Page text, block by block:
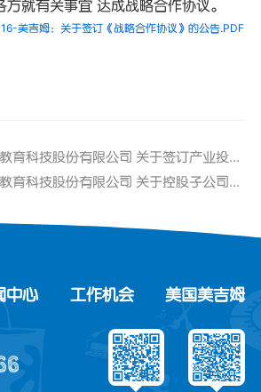
就有关事宜 达成战略合作协议。
美吉姆：关于签订《战略合作协议》的公告.PDF
大连美吉姆教育科技股份有限公司 关于签订产业投资基金框架协议的公告
大连美吉姆教育科技股份有限公司 关于控股子公司间无形资产及相关业务划转的公告
中心 工作机会 美国美吉姆